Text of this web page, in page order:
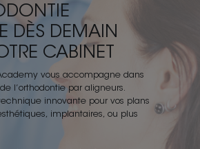
DÈS DEMAIN
CABINET
vous accompagne dans
l’orthodontie par aligneurs.
innovante pour vos plans
implantaires, ou plus